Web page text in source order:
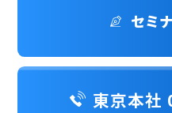
セミ
東京本